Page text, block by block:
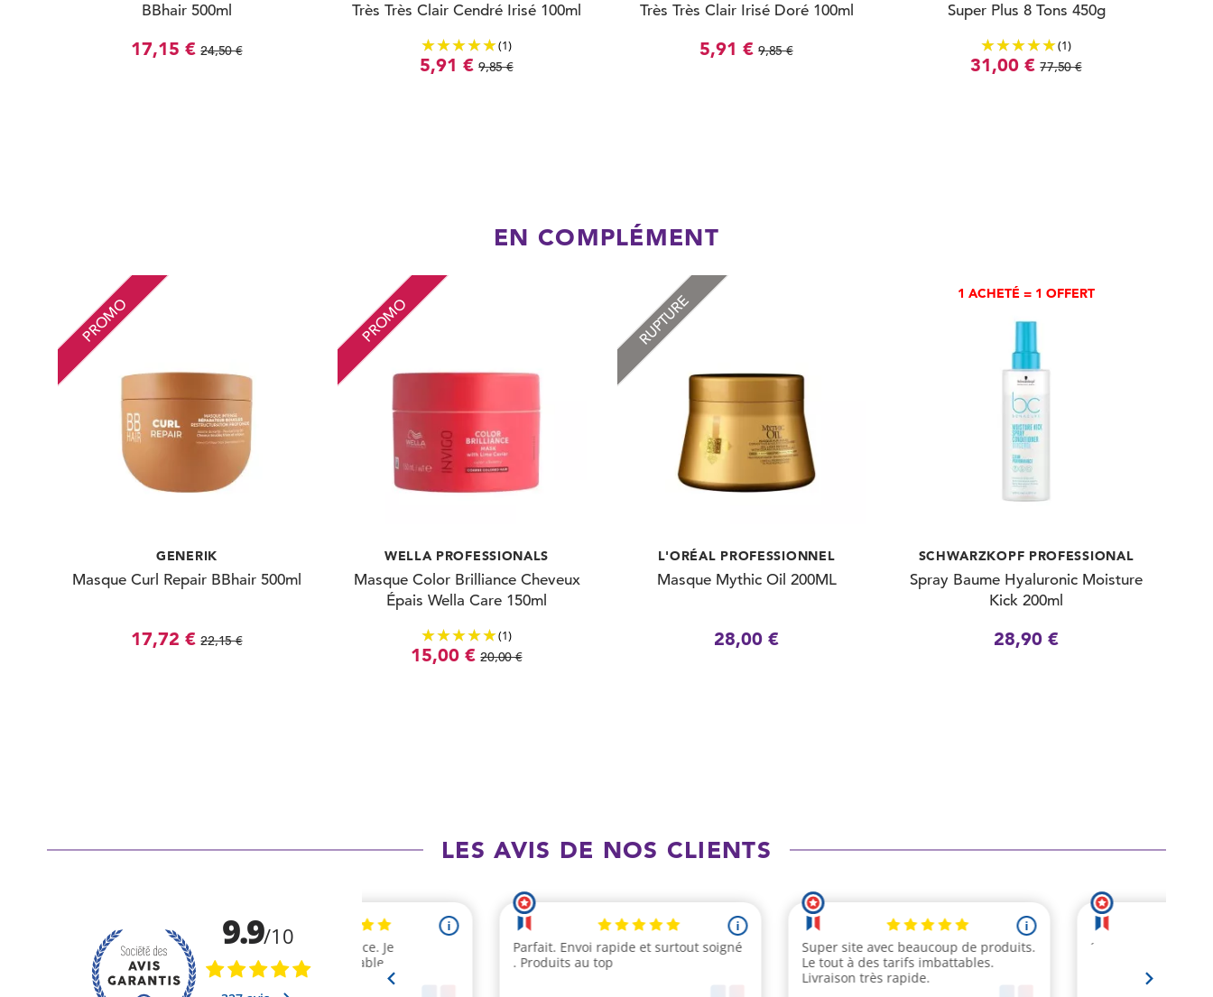
BBhair 500ml
17,15 € 24,50 €
Très Très Clair Cendré Irisé 100ml
(1)
5,91 € 9,85 €
Très Très Clair Irisé Doré 100ml
5,91 € 9,85 €
Super Plus 8 Tons 450g
(1)
31,00 € 77,50 €
EN COMPLÉMENT
PROMO
GENERIK
Masque Curl Repair BBhair 500ml
17,72 € 22,15 €
PROMO
WELLA PROFESSIONALS
Masque Color Brilliance Cheveux
Épais Wella Care 150ml
(1)
15,00 € 20,00 €
RUPTURE
L'ORÉAL PROFESSIONNEL
Masque Mythic Oil 200ML
28,00 €
1 ACHETÉ = 1 OFFERT
SCHWARZKOPF PROFESSIONAL
Spray Baume Hyaluronic Moisture
Kick 200ml
28,90 €
LES AVIS DE NOS CLIENTS